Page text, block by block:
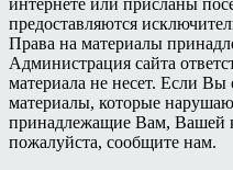
интернете или присланы
предоставляются
Права на материалы
Администрация сайта
материала не несет. Если
материалы, которые
принадлежащие Вам, Вашей
пожалуйста, сообщите нам.